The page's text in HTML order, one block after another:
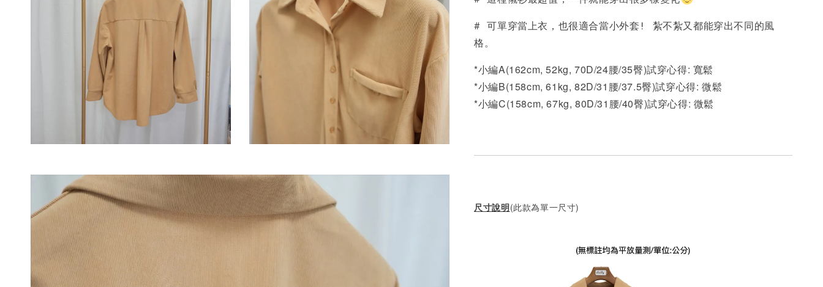
# 可單穿當上衣，也很適合當小外套! 紮不紮又都能穿出不同的風
格。
*小編A(162cm, 52kg, 70D/24腰/35臀)試穿心得: 寬鬆
*小編B(158cm, 61kg, 82D/31腰/37.5臀)試穿心得: 微鬆
*小編C(158cm, 67kg, 80D/31腰/40臀)試穿心得: 微鬆
尺寸說明(此款為單一尺寸)